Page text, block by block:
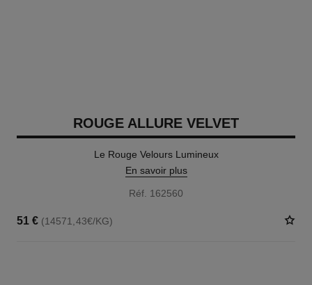
ROUGE ALLURE VELVET
Le Rouge Velours Lumineux
En savoir plus
Réf. 162560
51 € (14571,43€/KG)